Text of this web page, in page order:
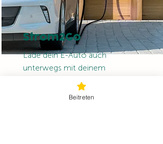
Strom2Go
Lade dein E-Auto auch
unterwegs mit deinem
eigenen grünen Strom.
Beitreten